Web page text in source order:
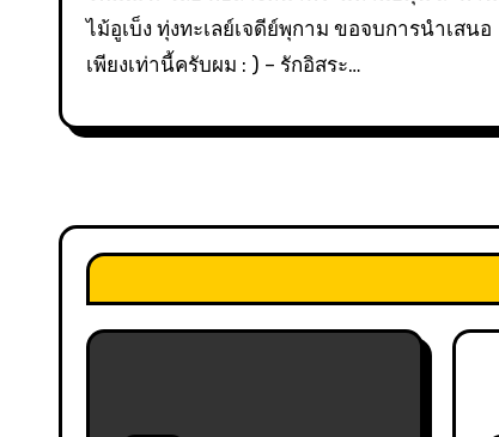
ไม้อูเบ็ง ทุ่งทะเลย์เจดีย์พุกาม ขอจบการนําเสนอ
เพียงเท่านี้ครับผม : ) – รักอิสระ…